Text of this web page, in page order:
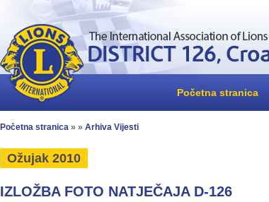
Početna stranica
Početna stranica » » Arhiva Vijesti
Ožujak 2010
IZLOŽBA FOTO NATJEČAJA D-126